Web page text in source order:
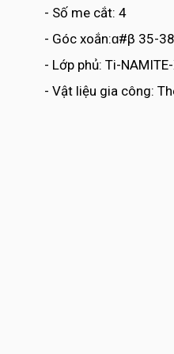
- Số me cắt: 4
- Góc xoắn:ɑ#β 35-
- Lớp phủ: Ti-
- Vật liệu gia công: